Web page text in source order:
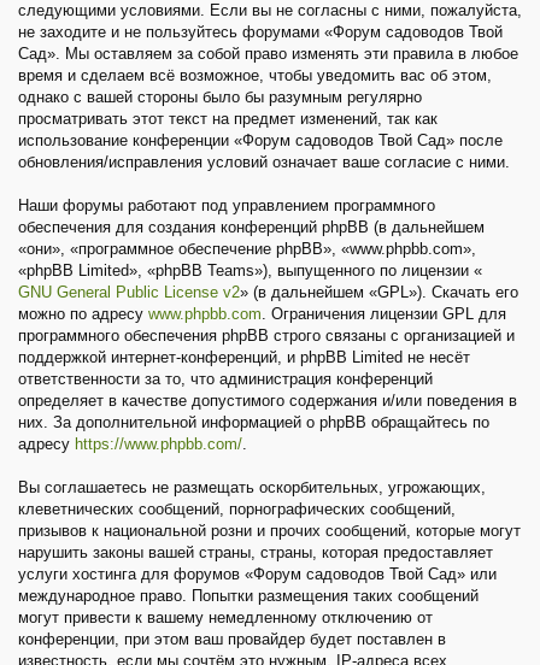
следующими условиями. Если вы не согласны с ними, пожалуйста,
не заходите и не пользуйтесь форумами «Форум садоводов Твой
Сад». Мы оставляем за собой право изменять эти правила в любое
время и сделаем всё возможное, чтобы уведомить вас об этом,
однако с вашей стороны было бы разумным регулярно
просматривать этот текст на предмет изменений, так как
использование конференции «Форум садоводов Твой Сад» после
обновления/исправления условий означает ваше согласие с ними.
Наши форумы работают под управлением программного
обеспечения для создания конференций phpBB (в дальнейшем
«они», «программное обеспечение phpBB», «www.phpbb.com»,
«phpBB Limited», «phpBB Teams»), выпущенного по лицензии «
GNU General Public License v2» (в дальнейшем «GPL»). Скачать его
можно по адресу www.phpbb.com. Ограничения лицензии GPL для
программного обеспечения phpBB строго связаны с организацией и
поддержкой интернет-конференций, и phpBB Limited не несёт
ответственности за то, что администрация конференций
определяет в качестве допустимого содержания и/или поведения в
них. За дополнительной информацией о phpBB обращайтесь по
адресу https://www.phpbb.com/.
Вы соглашаетесь не размещать оскорбительных, угрожающих,
клеветнических сообщений, порнографических сообщений,
призывов к национальной розни и прочих сообщений, которые могут
нарушить законы вашей страны, страны, которая предоставляет
услуги хостинга для форумов «Форум садоводов Твой Сад» или
международное право. Попытки размещения таких сообщений
могут привести к вашему немедленному отключению от
конференции, при этом ваш провайдер будет поставлен в
известность, если мы сочтём это нужным. IP-адреса всех